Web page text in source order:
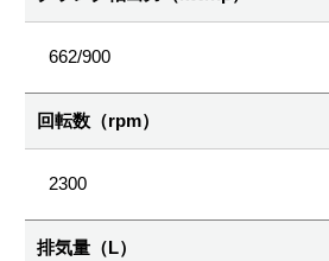
662/900
回転数（rpm）
2300
排気量（L）